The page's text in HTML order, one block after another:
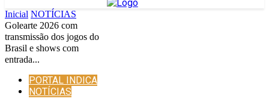
Inicial NOTÍCIAS
Golearte 2026 com
transmissão dos jogos do
Brasil e shows com
entrada...
PORTAL INDICA
NOTÍCIAS